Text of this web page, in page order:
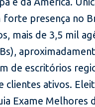
forte presença no
mais de 3,5 mil
de escritórios
clientes ativos.
Exame Melhores